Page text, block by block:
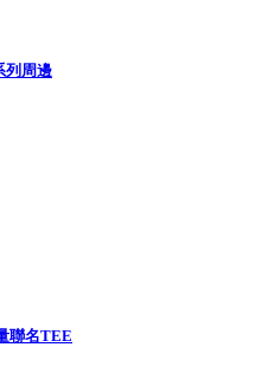
列周邊
聯名TEE